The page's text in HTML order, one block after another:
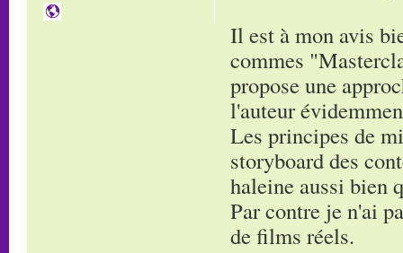
Il est à mon avis
commes
propose une
l'auteur
Les principes de
storyboard des
haleine aussi bien
Par contre je n'ai
de films réels.